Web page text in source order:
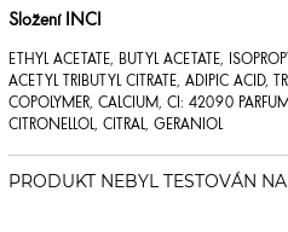
Složení INCI
ETHYL ACETATE, BUTYL ACETATE,
ACETYL TRIBUTYL CITRATE, ADIPIC ACID,
COPOLYMER, CALCIUM, CI: 42090
CITRONELLOL, CITRAL, GERANIOL